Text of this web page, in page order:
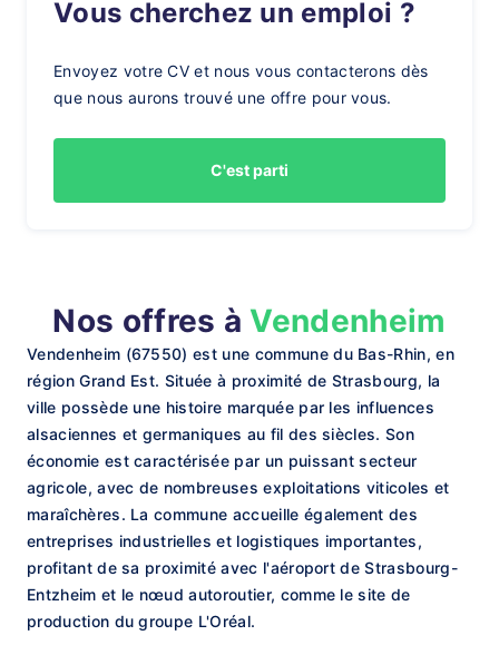
Vous cherchez un emploi ?
Envoyez votre CV et nous vous contacterons dès
que nous aurons trouvé une offre pour vous.
C'est parti
Nos offres à Vendenheim
Vendenheim (67550) est une commune du Bas-Rhin, en
région Grand Est. Située à proximité de Strasbourg, la
ville possède une histoire marquée par les influences
alsaciennes et germaniques au fil des siècles. Son
économie est caractérisée par un puissant secteur
agricole, avec de nombreuses exploitations viticoles et
maraîchères. La commune accueille également des
entreprises industrielles et logistiques importantes,
profitant de sa proximité avec l'aéroport de Strasbourg-
Entzheim et le nœud autoroutier, comme le site de
production du groupe L'Oréal.